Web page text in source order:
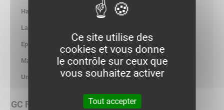
2.00
1.342
kg/ml
GC Finition :
Ce site utilise des
cookies et vous donne
le contrôle sur ceux que
vous souhaitez activer
Tout accepter